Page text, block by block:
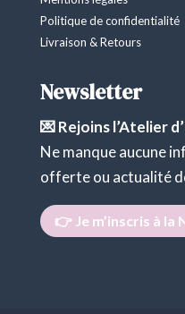
Politique de confidentialité
Livraison & Retours
Newsletter
💌 Rejoins l’Atelier
Ne manque aucune
offerte ou actualité
👉 Je m’inscris à